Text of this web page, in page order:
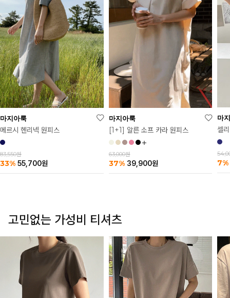
마지아룩
메르시 헨리넥 원피스
83,550원
33% 55,700원
마지아룩
[1+1] 알른 소프 카라 원피스
63,000원
37% 39,900원
마
셀
7%
고민없는 가성비 티셔츠